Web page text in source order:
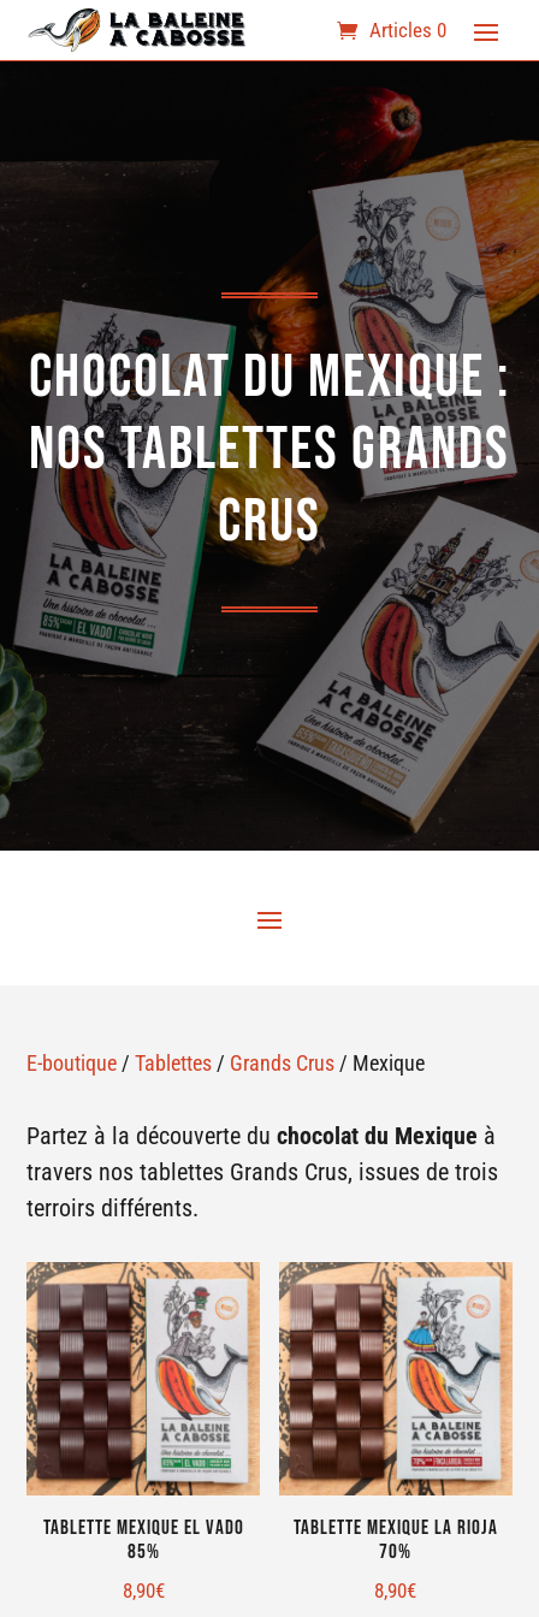
Articles 0
Chocolat du Mexique :
nos tablettes Grands
Crus
E-boutique /Tablettes / Grands Crus / Mexique
Partez à la découverte duchocolat du Mexique à
travers nos tablettes Grands Crus, issues de trois
terroirs différents.
Tablette Mexique El Vado
85%
8,90€
Tablette Mexique La Rioja
70%
8,90€